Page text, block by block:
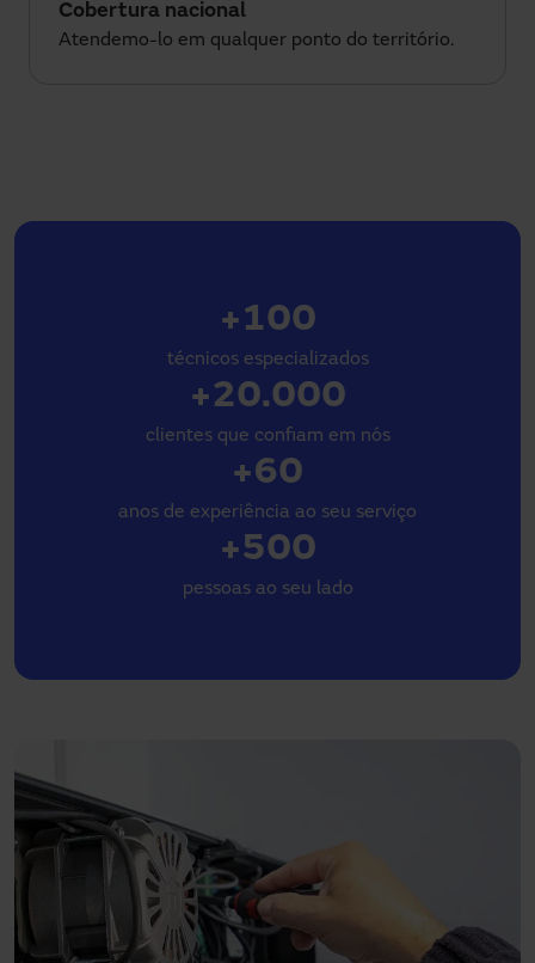
Cobertura nacional
Atendemo-lo em qualquer ponto do território.
+100
técnicos especializados
+20.000
clientes que confiam em nós
+60
anos de experiência ao seu serviço
+500
pessoas ao seu lado